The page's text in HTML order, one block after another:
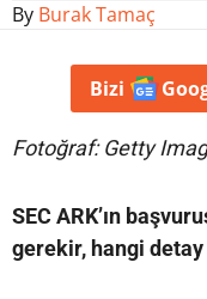
By Burak Tamaç
Bizi
Fotoğraf: Getty
SEC ARK’ın
gerekir, hangi